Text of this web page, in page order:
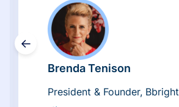
←
Brenda Tenison
President & Founder, Bbright